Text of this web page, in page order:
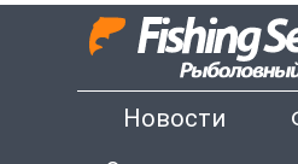
Новости